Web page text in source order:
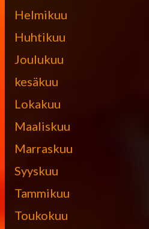
Helmikuu
Huhtikuu
Joulukuu
kesäkuu
Lokakuu
Maaliskuu
Marraskuu
Syyskuu
Tammikuu
Toukokuu